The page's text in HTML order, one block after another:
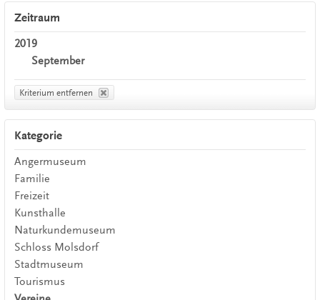
Zeitraum
2019
September
Kriterium entfernen
Kategorie
Angermuseum
Familie
Freizeit
Kunsthalle
Naturkundemuseum
Schloss Molsdorf
Stadtmuseum
Tourismus